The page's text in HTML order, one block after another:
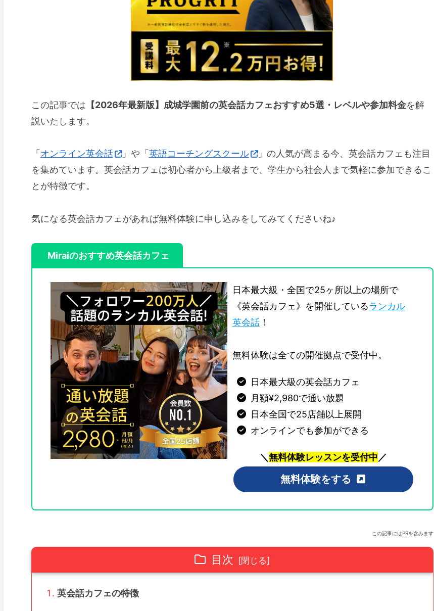
この記事では 【2026年最新版】成城学園前の英会話カフェおすすめ5選・レベルや参加料金を解
説いたします。
「 オンライン英会話 」や「 英語コーチングスクール
」の人気が高まる今、英会話カフェも注目
を集めています。英会話カフェは初心者から上級者まで、学生から社会人まで気軽に参加できるこ
とが特徴です。
気になる英会話カフェがあれば無料体験に申し込みをしてみてくださいね♪
Miraiのおすすめ英会話カフェ
日本最大級・全国で25ヶ所以上の場所で
《英会話カフェ》を開催しているランカル
英会話！
無料体験は全ての開催拠点で受付中。
日本最大級の英会話カフェ
月額¥2,980で通い放題
日本全国で25店舗以上展開
オンラインでも参加ができる
＼無料体験レッスンを受付中／
無料体験をする
この記事にはPRを含みます
目次
英会話カフェの特徴